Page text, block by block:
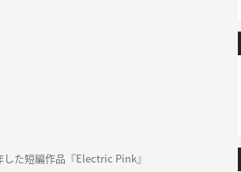
た短編作品『Electric Pink』